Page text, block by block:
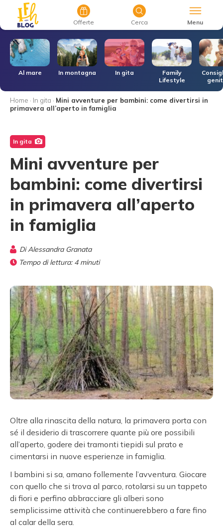
Menu
Cerca
Offerte
Al mare In montagna In gita
Family
Lifestyle
Home · In gita · Mini avventure per bambini: come divertirsi in
primavera all’aperto in famiglia
In gita
Mini avventure per
bambini: come divertirsi
in primavera all’aperto
in famiglia
DiAlessandra Granata
Tempo di lettura: 4 minuti
Oltre alla rinascita della natura, la primavera porta con
sé il desiderio di trascorrere quante più ore possibili
all’aperto, godere dei tramonti tiepidi sul prato e
cimentarsi in nuove esperienze in famiglia.
I bambini si sa, amano follemente l’avventura. Giocare
con quello che si trova al parco, rotolarsi su un tappeto
di fiori e perfino abbracciare gli alberi sono
semplicissime attività che continuerebbero a fare fino
al calar della sera.